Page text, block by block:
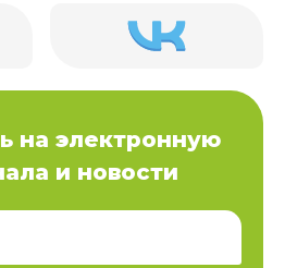
на электронную
и новости